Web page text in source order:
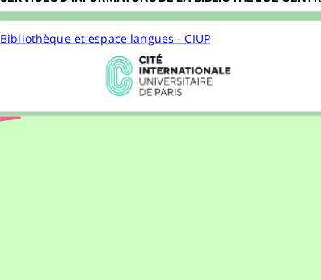
Bibliothèque et espace langues - CIUP